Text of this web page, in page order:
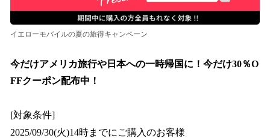
イエローモバイルの夏の旅得キャンペーン
今だけアメリカ旅行や日本への一時帰国に！今だけ30％O
FFクーポン配布中！
[対象条件]
2025/09/30(火)14時までにご購入のお客様